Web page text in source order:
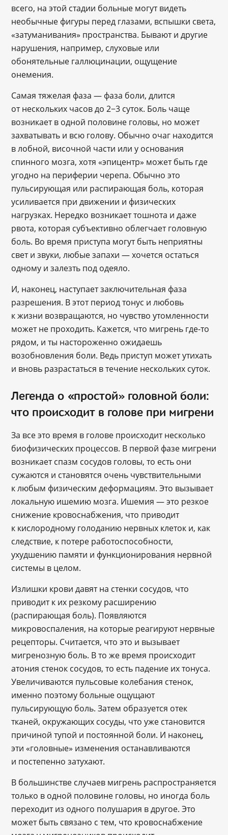
всего, на этой стадии больные могут видеть
необычные фигуры перед глазами, вспышки света,
«затуманивания» пространства. Бывают и другие
нарушения, например, слуховые или
обонятельные галлюцинации, ощущение
онемения.
Самая тяжелая фаза — фаза боли, длится
от нескольких часов до 2−3 суток. Боль чаще
возникает в одной половине головы, но может
захватывать и всю голову. Обычно очаг находится
в лобной, височной части или у основания
спинного мозга, хотя «эпицентр» может быть где
угодно на периферии черепа. Обычно это
пульсирующая или распирающая боль, которая
усиливается при движении и физических
нагрузках. Нередко возникает тошнота и даже
рвота, которая субъективно облегчает головную
боль. Во время приступа могут быть неприятны
свет и звуки, любые запахи — хочется остаться
одному и залезть под одеяло.
И, наконец, наступает заключительная фаза
разрешения. В этот период тонус и любовь
к жизни возвращаются, но чувство утомленности
может не проходить. Кажется, что мигрень где-то
рядом, и ты настороженно ожидаешь
возобновления боли. Ведь приступ может утихать
и вновь разрастаться в течение нескольких суток.
Легенда о «простой» головной боли:
что происходит в голове при мигрени
За все это время в голове происходит несколько
биофизических процессов. В первой фазе мигрени
возникает спазм сосудов головы, то есть они
сужаются и становятся очень чувствительными
к любым физическим деформациям. Это вызывает
локальную ишемию мозга. Ишемия — это резкое
снижение кровоснабжения, что приводит
к кислородному голоданию нервных клеток и, как
следствие, к потере работоспособности,
ухудшению памяти и функционирования нервной
системы в целом.
Излишки крови давят на стенки сосудов, что
приводит к их резкому расширению
(распирающая боль). Появляются
микровоспаления, на которые реагируют нервные
рецепторы. Считается, что это и вызывает
мигренозную боль. В то же время происходит
атония стенок сосудов, то есть падение их тонуса.
Увеличиваются пульсовые колебания стенок,
именно поэтому больные ощущают
пульсирующую боль. Затем образуется отек
тканей, окружающих сосуды, что уже становится
причиной тупой и постоянной боли. И наконец,
эти «головные» изменения останавливаются
и постепенно затухают.
В большинстве случаев мигрень распространяется
только в одной половине головы, но иногда боль
переходит из одного полушария в другое. Это
может быть связано с тем, что кровоснабжение